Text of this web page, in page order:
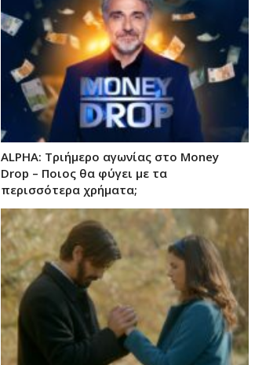
ALPHA: Τριήμερο αγωνίας στο Money
Drop – Ποιος θα φύγει με τα
περισσότερα χρήματα;